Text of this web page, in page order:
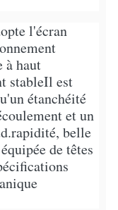
l'écran
à haut
stableIl est
étanchéité
et un
rapidité, belle
de têtes